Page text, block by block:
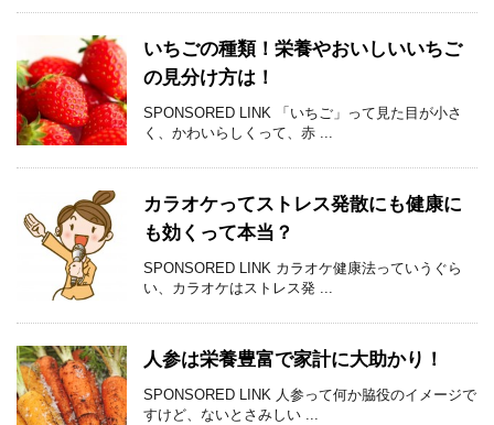
いちごの種類！栄養やおいしいいちご
の見分け方は！
SPONSORED LINK 「いちご」って見た目が小さ
く、かわいらしくって、赤 ...
カラオケってストレス発散にも健康に
も効くって本当？
SPONSORED LINK カラオケ健康法っていうぐら
い、カラオケはストレス発 ...
人参は栄養豊富で家計に大助かり！
SPONSORED LINK 人参って何か脇役のイメージで
すけど、ないとさみしい ...